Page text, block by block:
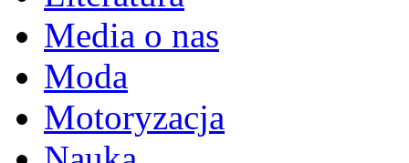
Media o nas
Moda
Motoryzacja